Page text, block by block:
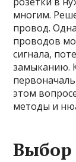
многим.
провод.
проводов
сигнала,
замыканию.
этом
методы и
Выбор